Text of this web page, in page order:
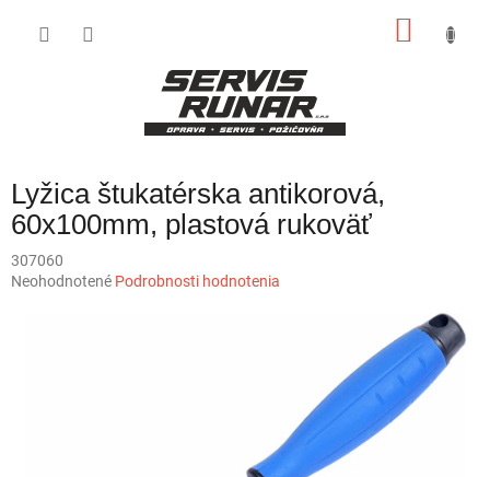
Lyžica štukatérska antikorová,
60x100mm, plastová rukoväť
307060
Priemerné
Neohodnotené Podrobnosti hodnotenia